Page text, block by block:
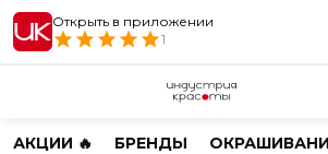
Открыть в приложении
1
АКЦИИ 🔥 БРЕНДЫ